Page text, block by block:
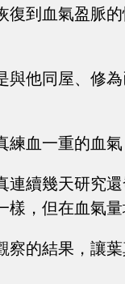
復到血氣盈脈
與他同屋、修
練血一重的血
連續幾天研究
樣，但在血氣
察的結果，讓